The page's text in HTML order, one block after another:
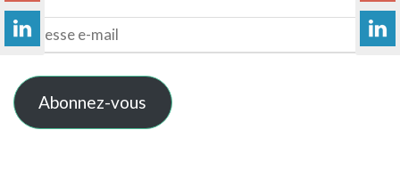
Adresse
e-
mail
Abonnez-vous